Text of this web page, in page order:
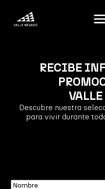
RECIBE
Descubre nuestra
para vivir durante
Nombre